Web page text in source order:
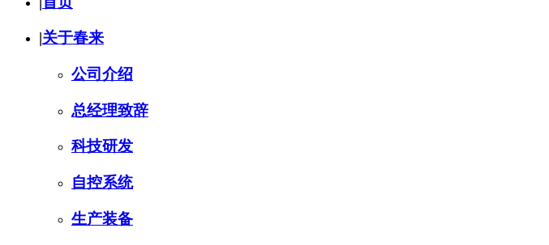
|关于春来
公司介绍
总经理致辞
科技研发
自控系统
生产装备